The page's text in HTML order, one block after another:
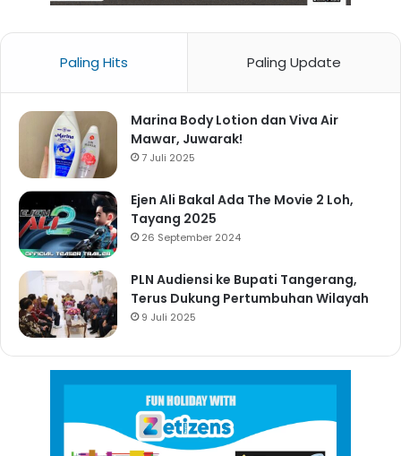
Paling Hits Paling Update
Marina Body Lotion dan Viva Air
Mawar, Juwarak!
7 Juli 2025
Ejen Ali Bakal Ada The Movie 2 Loh,
Tayang 2025
26 September 2024
PLN Audiensi ke Bupati Tangerang,
Terus Dukung Pertumbuhan Wilayah
9 Juli 2025